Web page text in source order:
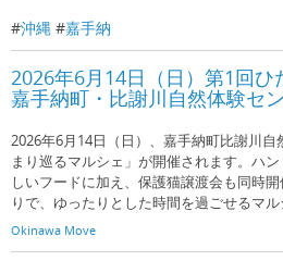
#沖縄 #嘉手納
2026年6月14日（日）第1回
嘉手納町・比謝川自然体験セ
2026年6月14日（日）、嘉手納町比謝川
まり巡るマルシェ」が開催されます。ハ
しいフードに加え、保護猫譲渡会も同時
りで、ゆったりとした時間を過ごせるマル
Okinawa Move